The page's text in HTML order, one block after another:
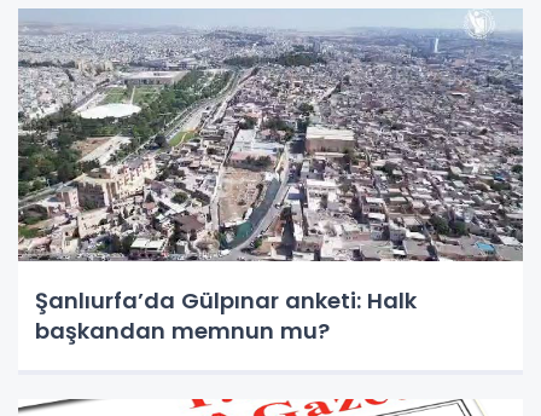
Şanlıurfa’da Gülpınar anketi: Halk
başkandan memnun mu?